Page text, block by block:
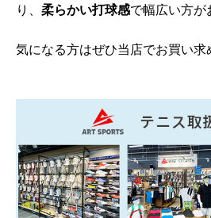
り、 柔らかい打球感で幅広い方が
気になる方はぜひ当店でお買い求